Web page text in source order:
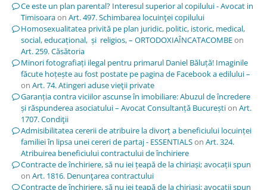
Ce este un plan parental? Interesul superior al copilului - Avocat in
Timisoaraon Art. 497. Schimbarea locuinţei copilului
Homosexualitatea privită pe plan juridic, politic, istoric, medical,
social, educațional, și religios, – ORTODOXIAÎNCATACOMBEon
Art. 259. Căsătoria
Minori fotografiați ilegal pentru primarul Daniel Băluță! Imaginile
făcute hoțește au fost postate pe pagina de Facebook a edilului –
on Art. 74. Atingeri aduse vieţii private
Garanția contra viciilor ascunse în imobiliare: Abuzul de încredere
și răspunderea asociatului – Avocat Consultanță Bucureștion Art.
1707. Condiţii
Admisibilitatea cererii de atribuire la divorț a beneficiului locuinței
familiei în lipsa unei cereri de partaj - ESSENTIALSon Art. 324.
Atribuirea beneficiului contractului de închiriere
Contracte de închiriere, să nu iei țeapă de la chiriași; avocații spun
on Art. 1816. Denunţarea contractului
Contracte de închiriere, să nu iei țeapă de la chiriași; avocații spun